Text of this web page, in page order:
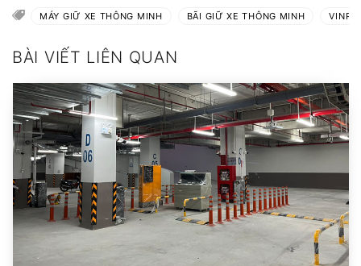
MÁY GIỮ XE THÔNG MINH BÃI GIỮ XE THÔNG MINH
BÀI VIẾT LIÊN QUAN